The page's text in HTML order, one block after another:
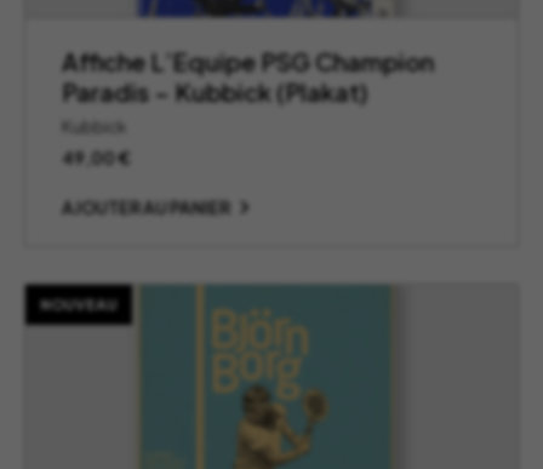
Affiche L’Equipe PSG Champion
Paradis – Kubbick (Plakat)
Kubbick
49,00€
AJOUTER AU PANIER
NOUVEAU